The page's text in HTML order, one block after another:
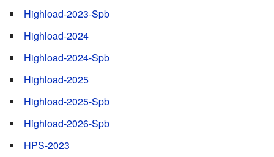
Highload-2023-Spb
Highload-2024
Highload-2024-Spb
Highload-2025
Highload-2025-Spb
Highload-2026-Spb
HPS-2023